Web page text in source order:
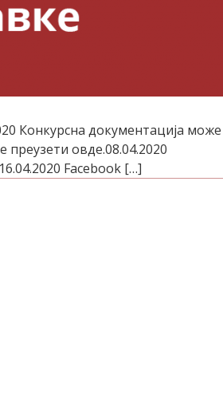
Конкурсна документација може
преузети овде.08.04.2020
Facebook […]